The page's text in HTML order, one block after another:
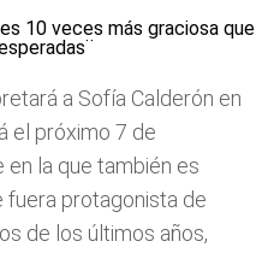
a Sofía Calderón en
el próximo 7 de
en la que también es
fuera protagonista de
de los últimos años,